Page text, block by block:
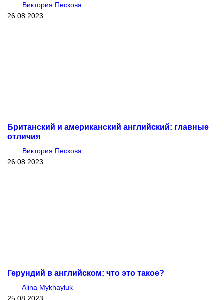
Виктория Пескова
26.08.2023
Британский и американский английский: главные
отличия
Виктория Пескова
26.08.2023
Герундий в английском: что это такое?
Alina Mykhayluk